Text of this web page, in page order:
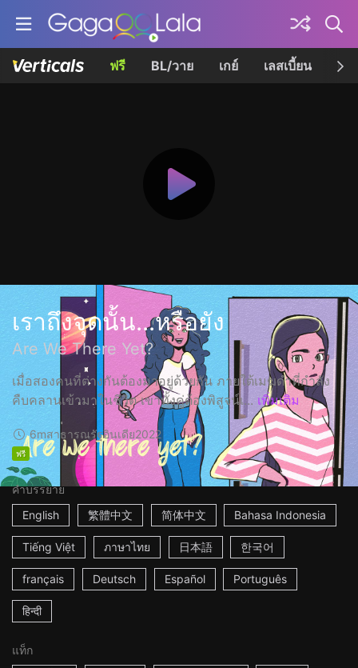
ฟรี BL/วาย เกย์ เลสเบี้ยน เค
เราถึงจุดนั้น...หรือยัง
Are We There Yet?
เมื่อสองคนที่ต่างกันต้องมาอยู่ด้วยกัน ภายใต้เมฆดำที่กำลัง
คืบคลานเข้ามาในชีวิต เขาทั้งคู่ต้องพิสูจน์เ... เพิ่มเติม
6mสาธารณรัฐอินเดีย2022
ฟรี
คำบรรยาย
English
繁體中文 简体中文 Bahasa Indonesia
Tiếng Việt ภาษาไทย 日本語 한국어
français Deutsch Español Português
हिन्दी
แท็ก